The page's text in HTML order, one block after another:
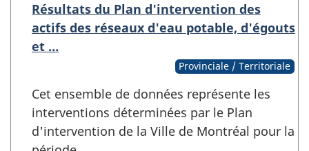
Résultats du Plan d'intervention des
actifs des réseaux d'eau potable, d'égouts
et …
Provinciale / Territoriale
Cet ensemble de données représente les
interventions déterminées par le Plan
d'intervention de la Ville de Montréal pour la